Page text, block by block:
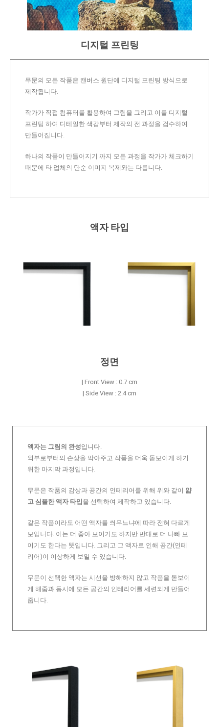
디지털 프린팅
무문의 모든 작품은 캔버스 원단에 디지털 프린팅 방식으로
제작됩니다.
작가가 직접 컴퓨터를 활용하여 그림을 그리고 이를 디지털
프린팅 하여 디테일한 색감부터 제작의 전 과정을 검수하여
만들어집니다.
하나의 작품이 만들어지기 까지 모든 과정을 작가가 체크하기
때문에 타 업체의 단순 이미지 복제와는 다릅니다.
액자 타입
정면
| Front View : 0.7 cm
| Side View : 2.4 cm
액자는 그림의 완성입니다.
외부로부터의 손상을 막아주고 작품을 더욱 돋보이게 하기
위한 마지막 과정입니다.
무문은 작품의 감상과 공간의 인테리어를 위해 위와 같이 얇
고 심플한 액자 타입 을 선택하여 제작하고 있습니다.
같은 작품이라도 어떤 액자를 씌우느냐에 따라 전혀 다르게
보입니다. 이는 더 좋아 보이기도 하지만 반대로 더 나빠 보
이기도 한다는 뜻입니다. 그리고 그 액자로 인해 공간(인테
리어)이 이상하게 보일 수 있습니다.
무문이 선택한 액자는 시선을 방해하지 않고 작품을 돋보이
게 해줌과 동시에 모든 공간의 인테리어를 세련되게 만들어
줍니다.